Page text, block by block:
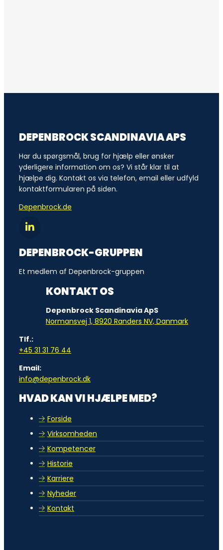
DEPENBROCK SCANDINAVIA APS
Har du spørgsmål, brug for hjælp eller ønsker
yderligere information om os? Vi står klar til at
hjælpe dig. Kontakt os via telefon, email eller udfyld
kontaktformularen på siden.
Depenbrock.de
DEPENBROCK-GRUPPEN
Et medlem af Depenbrock-gruppen
KONTAKT OS
Depenbrock Scandinavia ApS
Normansvej 1, 8920 Randers NV, Danmark
Tlf.:
+45 31 31 76 44
Email:
info@depenbrock.dk
HVAD KAN VI HJÆLPE MED?
Forside
Virksomheden
Kompetencer
Historie
Karriere
Nyheder
Kontakt